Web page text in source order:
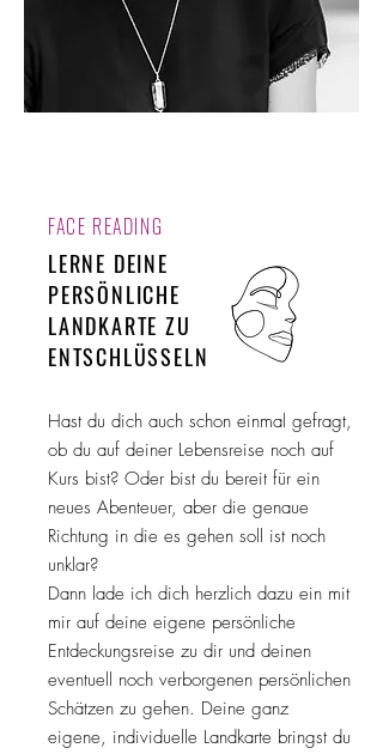
FACE READING
LERNE DEINE
PERSÖNLICHE
LANDKARTE ZU
ENTSCHLÜSSELN
Hast du dich auch schon einmal gefragt,
ob du auf deiner Lebensreise noch auf
Kurs bist? Oder bist du bereit für ein
neues Abenteuer, aber die genaue
Richtung in die es gehen soll ist noch
unklar?
Dann lade ich dich herzlich dazu ein mit
mir auf deine eigene persönliche
Entdeckungsreise zu dir und deinen
eventuell noch verborgenen persönlichen
Schätzen zu gehen. Deine ganz
eigene, individuelle Landkarte bringst du